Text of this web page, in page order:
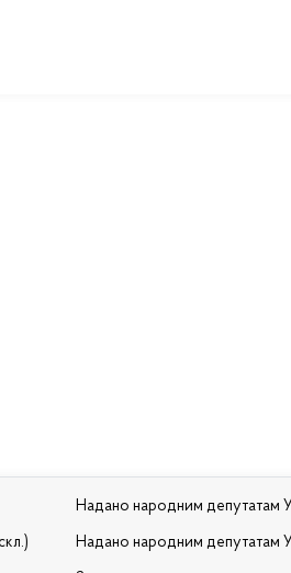
Надано народним депутатам
Надано народним депутатам